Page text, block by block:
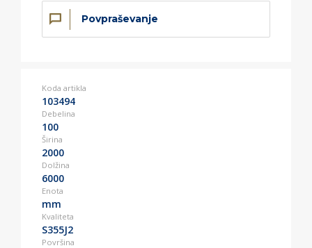
Povpraševanje
Koda artikla
103494
Debelina
100
Širina
2000
Dolžina
6000
Enota
mm
Kvaliteta
S355J2
Površina